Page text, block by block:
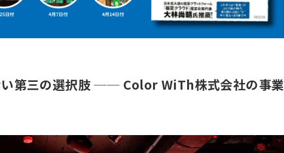
い第三の選択肢 ── Color WiTh株式会社の事業